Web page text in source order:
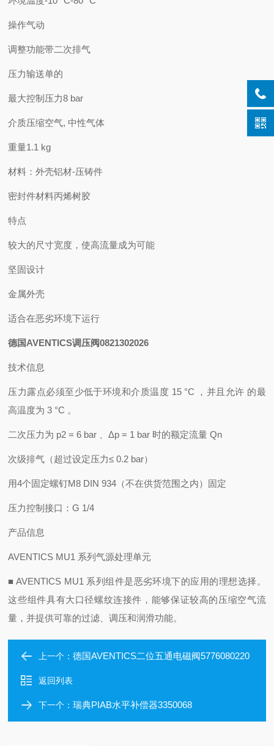
操作气动
调整功能带二次排气
压力输送单的
最大控制压力8 bar
介质压缩空气, 中性气体
重量1.1 kg
材料：外壳铝材-压铸件
密封件材料丙烯树胶
特点
较大的尺寸宽度，使高流量成为可能
坚固设计
金属外壳
适合在恶劣环境下运行
德国AVENTICS调压阀0821302026
技术信息
压力露点必须至少低于环境和介质温度 15 °C ，并且允许 的最
高温度为 3 °C 。
二次压力为 p2 = 6 bar 、Δp = 1 bar 时的额定流量 Qn
次级排气（超过设定压力≤ 0.2 bar）
用4个固定螺钉M8 DIN 934（不在供货范围之内）固定
压力控制接口：G 1/4
产品信息
AVENTICS MU1 系列气源处理单元
■ AVENTICS MU1 系列组件是恶劣环境下的应用的理想选择。
这些组件具有大口径螺纹连接件，能够保证较高的压缩空气流
量，并提供可靠的过滤、调压和润滑功能。
上一个：德国AVENTICS二位五通电磁阀5776080220
返回列表
下一个：瑞典PIAB水平补偿器3350068